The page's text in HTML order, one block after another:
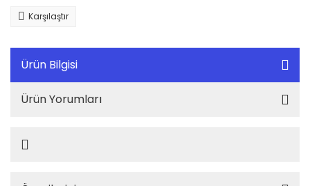
Karşılaştır
Ürün Bilgisi
Ürün Yorumları